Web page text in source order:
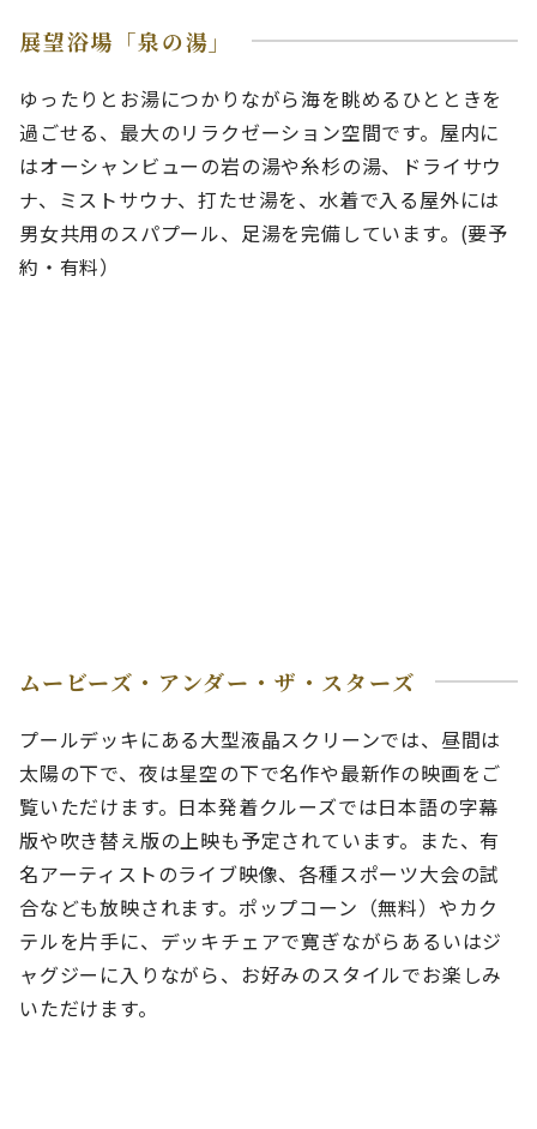
展望浴場「泉の湯」
ゆったりとお湯につかりながら海を眺めるひとときを
過ごせる、最大のリラクゼーション空間です。屋内に
はオーシャンビューの岩の湯や糸杉の湯、ドライサウ
ナ、ミストサウナ、打たせ湯を、水着で入る屋外には
男女共用のスパプール、足湯を完備しています。(要予
約・有料）
ムービーズ・アンダー・ザ・スターズ
プールデッキにある大型液晶スクリーンでは、昼間は
太陽の下で、夜は星空の下で名作や最新作の映画をご
覧いただけます。日本発着クルーズでは日本語の字幕
版や吹き替え版の上映も予定されています。また、有
名アーティストのライブ映像、各種スポーツ大会の試
合なども放映されます。ポップコーン（無料）やカク
テルを片手に、デッキチェアで寛ぎながらあるいはジ
ャグジーに入りながら、お好みのスタイルでお楽しみ
いただけます。